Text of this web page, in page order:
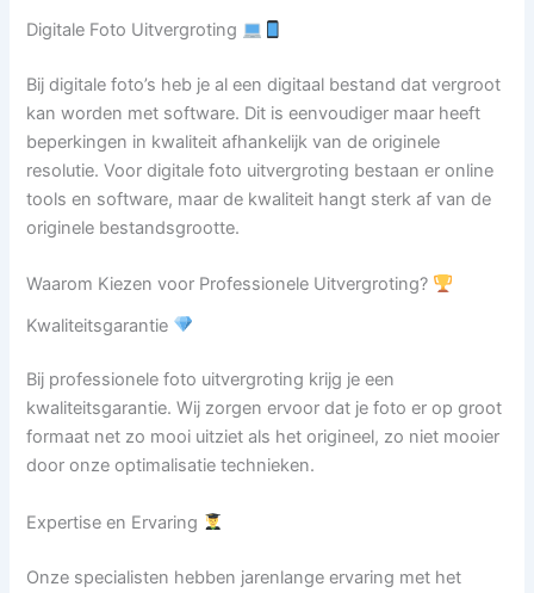
Digitale Foto Uitvergroting
Bij digitale foto’s heb je al een digitaal bestand dat vergroot
kan worden met software. Dit is eenvoudiger maar heeft
beperkingen in kwaliteit afhankelijk van de originele
resolutie. Voor digitale foto uitvergroting bestaan er online
tools en software, maar de kwaliteit hangt sterk af van de
originele bestandsgrootte.
Waarom Kiezen voor Professionele Uitvergroting?
Kwaliteitsgarantie
Bij professionele foto uitvergroting krijg je een
kwaliteitsgarantie. Wij zorgen ervoor dat je foto er op groot
formaat net zo mooi uitziet als het origineel, zo niet mooier
door onze optimalisatie technieken.
Expertise en Ervaring
Onze specialisten hebben jarenlange ervaring met het